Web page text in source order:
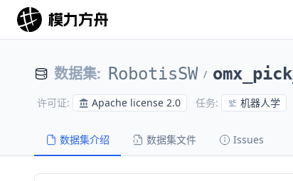
数据集: RobotisSW /
许可证: Apache license 2.0 任务: 机器人学
数据集介绍 数据集文件 Issues